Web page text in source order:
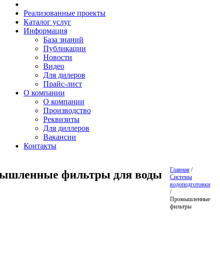
Реализованные проекты
Каталог услуг
Информация
База знаний
Публикации
Новости
Видео
Для дилеров
Прайс-лист
О компании
О компании
Производство
Реквизиты
Для диллеров
Вакансии
Контакты
Главная /
Системы
водоподготовки
/
Промышленные
фильтры
фильтры для воды